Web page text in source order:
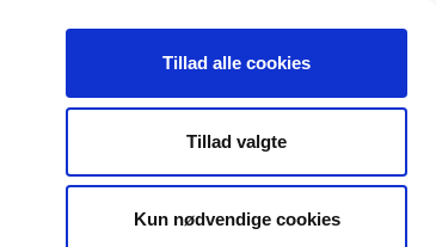
Tillad alle cookies
Tillad valgte
Kun nødvendige cookies
OM
GO’ON
KUNDE